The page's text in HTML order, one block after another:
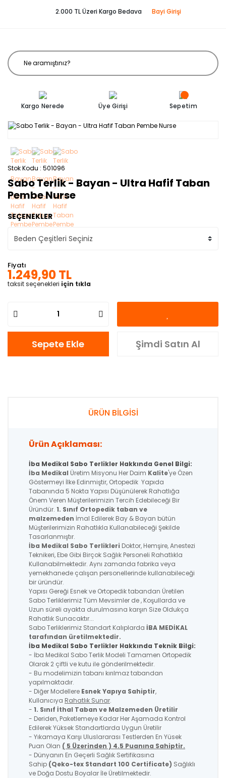
2.000 TL Üzeri Kargo Bedava Bayi Girişi
Kargo Nerede Üye Girişi Sepetim
Stok Kodu 501096
Sabo Terlik - Bayan - Ultra Hafif Taban
Pembe Nurse
SEÇENEKLER
Fiyatı
1.249,90 TL
taksit seçenekleri için tıkla
Sepete Ekle Şimdi Satın Al
ÜRÜN BİLGİSİ
Ürün Açıklaması:
İba Medikal Sabo Terlikler Hakkında Genel Bilgi:
İba Medikal Üretim Misyonu Her Daim Kalite'ye Özen
Göstermeyi İlke Edinmiştir, Ortopedik Yapıda
Tabanında 5 Nokta Yapısı Düşünülerek Rahatlığa
Önem Veren Müşterilerimizin Tercih Edebileceği Bir
Üründür. 1. Sınıf Ortopedik taban ve
malzemeden İmal Edilerek Bay & Bayan bütün
Müşterilerimizin Rahatlıkla Kullanabileceği Şekilde
Tasarlanmıştır.
İba Medikal Sabo Terlikleri Doktor, Hemşire, Anestezi
Teknikeri, Ebe Gibi Birçok Sağlık Personeli Rahatlıkla
Kullanabilmektedir. Aynı zamanda fabrika veya
yemekhanede çalışan personellerinde kullanabileceği
bir üründür.
Yapısı Gereği Esnek ve Ortopedik tabandan Üretilen
Sabo Terliklerimiz Tüm Mevsimler de , Koşullarda ve
Uzun süreli ayakta durulmasına karşın Size Oldukça
Rahatlık Sunacaktır...
Sabo Terliklerimiz Standart Kalıplarda İBA MEDİKAL
tarafından üretilmektedir.
İba Medikal Sabo Terlikler Hakkında Teknik Bilgi:
- İba Medikal Sabo Terlik Modeli Tamamen Ortopedik
Olarak 2 çiftli ve kutu ile gönderilmektedir.
- Bu modelimizin tabanı kırılmaz tabandan
yapılmaktadır.
- Diğer Modellere Esnek Yapıya Sahiptir,
Kullanıcıya Rahatlık Sunar.
- 1. Sınıf İthal Taban ve Malzemeden Üretilir
- Deriden, Paketlemeye Kadar Her Aşamada Kontrol
Edilerek Yüksek Standartlarda Uygun Üretilir
- Yıkamaya Karşı Uluslararası Testlerden En Yüsek
Puan Olan ( 5 Üzerinden ) 4.5 Puanına Sahiptir.
- Dünyanın En Geçerli Sağlık Sertifikasına
Sahip (Qeko-tex Standart 100 Certificate) Sağlıklı
ve Doğa Dostu Boyalar İle Üretilmektedir.